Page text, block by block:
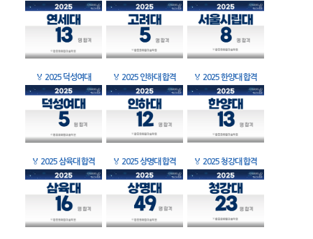
🏅 2025 덕성여대 🏅 2025 인하대 합격 🏅 2025 한양대 합격
🏅 2025 삼육대 합격 🏅 2025 상명대 합격 🏅 2025 청강대 합격